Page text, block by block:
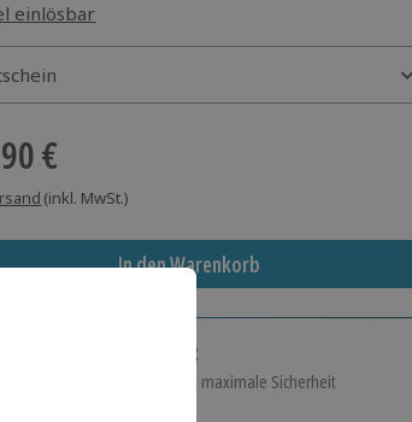
einlösbar
€
(inkl. MwSt.)
In den Warenkorb
das richtige Geschenk:
Auswahl, volle Flexibilität und maximale Sicherheit